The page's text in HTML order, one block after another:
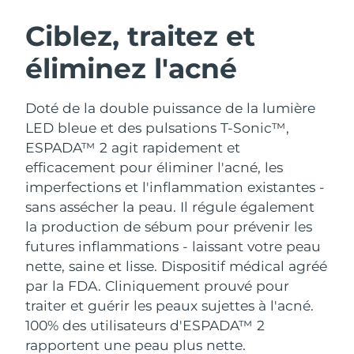
Ciblez, traitez et
éliminez l'acné
Doté de la double puissance de la lumière
LED bleue et des pulsations T-Sonic™,
ESPADA™ 2 agit rapidement et
efficacement pour éliminer l'acné, les
imperfections et l'inflammation existantes -
sans assécher la peau. Il régule également
la production de sébum pour prévenir les
futures inflammations - laissant votre peau
nette, saine et lisse. Dispositif médical agréé
par la FDA. Cliniquement prouvé pour
traiter et guérir les peaux sujettes à l'acné.
100% des utilisateurs d'ESPADA™ 2
rapportent une peau plus nette.
LUNA™ 4 coffret
Anti-aging massage
LUNA™ 4 Plus
Massage, LED heating
LUNA™ 4 Men
For men, anti-aging massage
BEAR™ 2 coffret
Microcurrent toning
BEAR™ 2 go
Microcurrent toning on-the-go
BEAR™ 2 eyes & lips
Microcurrent line smoothing device
Hydratation
UFO™ 3 coffret
Deep facial hydration
UFO™ 3 LED
Near-infrared and red light therapy
device
Soin bucco-dentaire
issa™ 4
Hybrid silicone sonic toothbrush
issa™ 4 plus
Smart hybrid silicone sonic toothbrush
FAQ™ TRAITEMENT ANTI-ÂGE
Anti-âge Traitements LED
NEW
Autriche Livraison estimée
Bahreïn Livraison estimée
Belgique
Bermudes Livraison estimée
Bosnie-Herzégovine Livraison estimée
Brunei Livraison estimée8/17/26
Bulgarie Livraison estimée8/12/26
Canada Livraison estimée
Chili Livraison estimée